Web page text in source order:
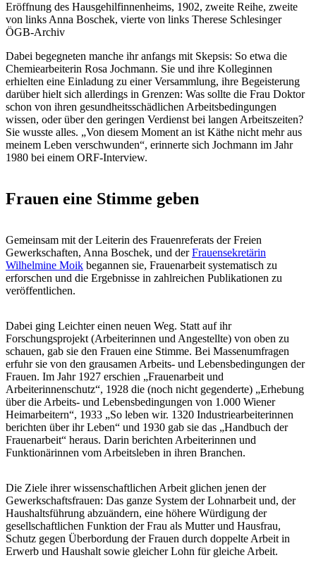
Eröffnung des Hausgehilfinnenheims, 1902, zweite Reihe, zweite
von links Anna Boschek, vierte von links Therese Schlesinger
ÖGB-Archiv
Dabei begegneten manche ihr anfangs mit Skepsis: So etwa die
Chemiearbeiterin Rosa Jochmann. Sie und ihre Kolleginnen
erhielten eine Einladung zu einer Versammlung, ihre Begeisterung
darüber hielt sich allerdings in Grenzen: Was sollte die Frau Doktor
schon von ihren gesundheitsschädlichen Arbeitsbedingungen
wissen, oder über den geringen Verdienst bei langen Arbeitszeiten?
Sie wusste alles. „Von diesem Moment an ist Käthe nicht mehr aus
meinem Leben verschwunden“, erinnerte sich Jochmann im Jahr
1980 bei einem ORF-Interview.
Frauen eine Stimme geben
Gemeinsam mit der Leiterin des Frauenreferats der Freien
Gewerkschaften, Anna Boschek, und derFrauensekretärin
Wilhelmine Moik begannen sie, Frauenarbeit systematisch zu
erforschen und die Ergebnisse in zahlreichen Publikationen zu
veröffentlichen.
Dabei ging Leichter einen neuen Weg. Statt auf ihr
Forschungsprojekt (Arbeiterinnen und Angestellte) von oben zu
schauen, gab sie den Frauen eine Stimme. Bei Massenumfragen
erfuhr sie von den grausamen Arbeits- und Lebensbedingungen der
Frauen. Im Jahr 1927 erschien „Frauenarbeit und
Arbeiterinnenschutz“, 1928 die (noch nicht gegenderte) „Erhebung
über die Arbeits- und Lebensbedingungen von 1.000 Wiener
Heimarbeitern“, 1933 „So leben wir. 1320 Industriearbeiterinnen
berichten über ihr Leben“ und 1930 gab sie das „Handbuch der
Frauenarbeit“ heraus. Darin berichten Arbeiterinnen und
Funktionärinnen vom Arbeitsleben in ihren Branchen.
Die Ziele ihrer wissenschaftlichen Arbeit glichen jenen der
Gewerkschaftsfrauen: Das ganze System der Lohnarbeit und, der
Haushaltsführung abzuändern, eine höhere Würdigung der
gesellschaftlichen Funktion der Frau als Mutter und Hausfrau,
Schutz gegen Überbordung der Frauen durch doppelte Arbeit in
Erwerb und Haushalt sowie gleicher Lohn für gleiche Arbeit.